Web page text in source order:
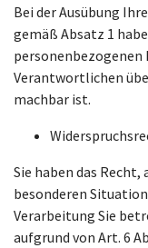
Bei der Ausübung
gemäß Absatz 1
personenbezogenen
Verantwortlichen
machbar ist.
Sie haben das Recht,
besonderen
Verarbeitung Sie
aufgrund von Art. 6